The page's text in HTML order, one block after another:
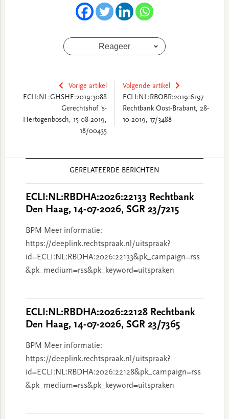
Reageer
Vorige artikel
ECLI:NL:GHSHE:2019:3088
Gerechtshof 's-
Hertogenbosch, 15-08-2019,
18/00435
Volgende artikel
ECLI:NL:RBOBR:2019:6197
Rechtbank Oost-Brabant, 28-
10-2019, 17/3488
GERELATEERDE BERICHTEN
ECLI:NL:RBDHA:2026:22133 Rechtbank
Den Haag, 14-07-2026, SGR 23/7215
BPM Meer informatie:
https://deeplink.rechtspraak.nl/uitspraak?
id=ECLI:NL:RBDHA:2026:22133&pk_campaign=rss
&pk_medium=rss&pk_keyword=uitspraken
ECLI:NL:RBDHA:2026:22128 Rechtbank
Den Haag, 14-07-2026, SGR 23/7365
BPM Meer informatie:
https://deeplink.rechtspraak.nl/uitspraak?
id=ECLI:NL:RBDHA:2026:22128&pk_campaign=rss
&pk_medium=rss&pk_keyword=uitspraken